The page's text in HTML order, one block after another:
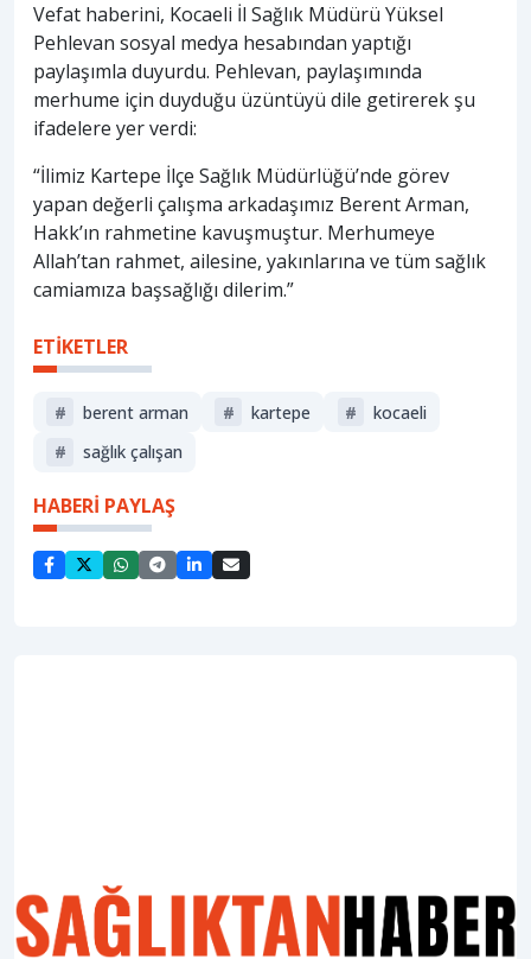
Vefat haberini, Kocaeli İl Sağlık Müdürü Yüksel
Pehlevan sosyal medya hesabından yaptığı
paylaşımla duyurdu. Pehlevan, paylaşımında
merhume için duyduğu üzüntüyü dile getirerek şu
ifadelere yer verdi:
“İlimiz Kartepe İlçe Sağlık Müdürlüğü’nde görev
yapan değerli çalışma arkadaşımız Berent Arman,
Hakk’ın rahmetine kavuşmuştur. Merhumeye
Allah’tan rahmet, ailesine, yakınlarına ve tüm sağlık
camiamıza başsağlığı dilerim.”
ETİKETLER
# berent arman # kartepe #
kocaeli
#
sağlık çalışan
HABERİ PAYLAŞ